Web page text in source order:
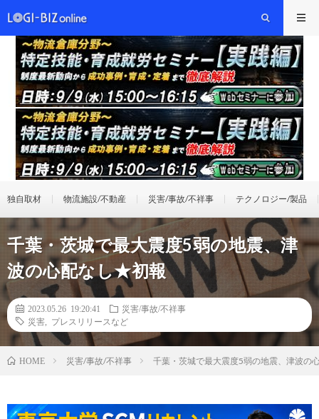
独自取材 物流施設/不動産 災害/事故/不祥事 テクノロジー/製品
千葉・茨城で最大震度5弱の地震、津
波の心配なし★初報
2023.05.26 19:20:41
災害/事故/不祥事
災害
プレスリリースなど
HOME 災害/事故/不祥事 千葉・茨城で最大震度5弱の地震、津波の